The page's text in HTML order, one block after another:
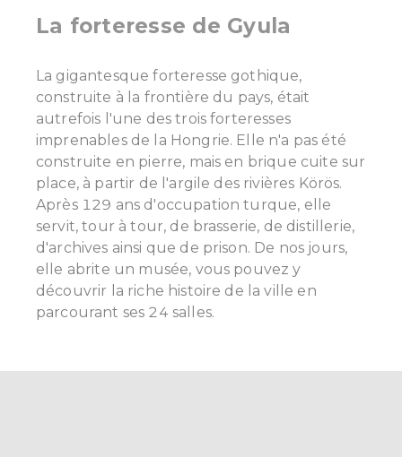
La forteresse de Gyula
La gigantesque forteresse gothique,
construite à la frontière du pays, était
autrefois l'une des trois forteresses
imprenables de la Hongrie. Elle n'a pas été
construite en pierre, mais en brique cuite sur
place, à partir de l'argile des rivières Körös.
Après 129 ans d'occupation turque, elle
servit, tour à tour, de brasserie, de distillerie,
d'archives ainsi que de prison. De nos jours,
elle abrite un musée, vous pouvez y
découvrir la riche histoire de la ville en
parcourant ses 24 salles.